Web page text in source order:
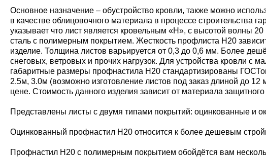
Основное назначение – обустройство кровли, также можно
в качестве облицовочного материала в процессе строительства
указывает что лист является кровельным «Н», с высотой волны
сталь с полимерным покрытием. Жесткость профлиста Н20
изделие. Толщина листов варьируется от 0,3 до 0,6 мм. Более
снеговых, ветровых и прочих нагрузок. Для устройства кровли
габаритные размеры профнастила Н20 стандартизированы
2.5м, 3.0м (возможно изготовление листов под заказ длиной до
цене. Стоимость данного изделия зависит от материала
Представлены листы с двумя типами покрытий: оцинкованные и
Оцинкованный профнастил Н20 относится к более дешевым
Профнастил Н20 с полимерным покрытием обойдётся вам